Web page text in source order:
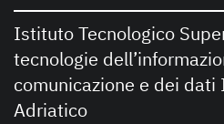
Istituto Tecnologico
tecnologie
comunicazione e dei dati
Adriatico